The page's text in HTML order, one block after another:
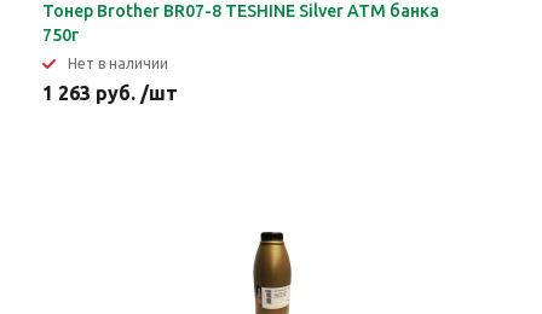
Тонер Brother BR07-8 TESHINE Silver ATM банка
750г
Нет в наличии
1 263 руб. /шт